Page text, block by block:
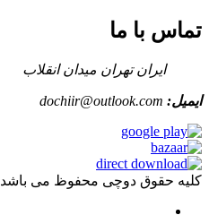
تماس با ما
ایران تهران میدان انقلاب
ایمیل: dochiir@outlook.com
کلیه حقوق دوچی محفوظ می باشد.